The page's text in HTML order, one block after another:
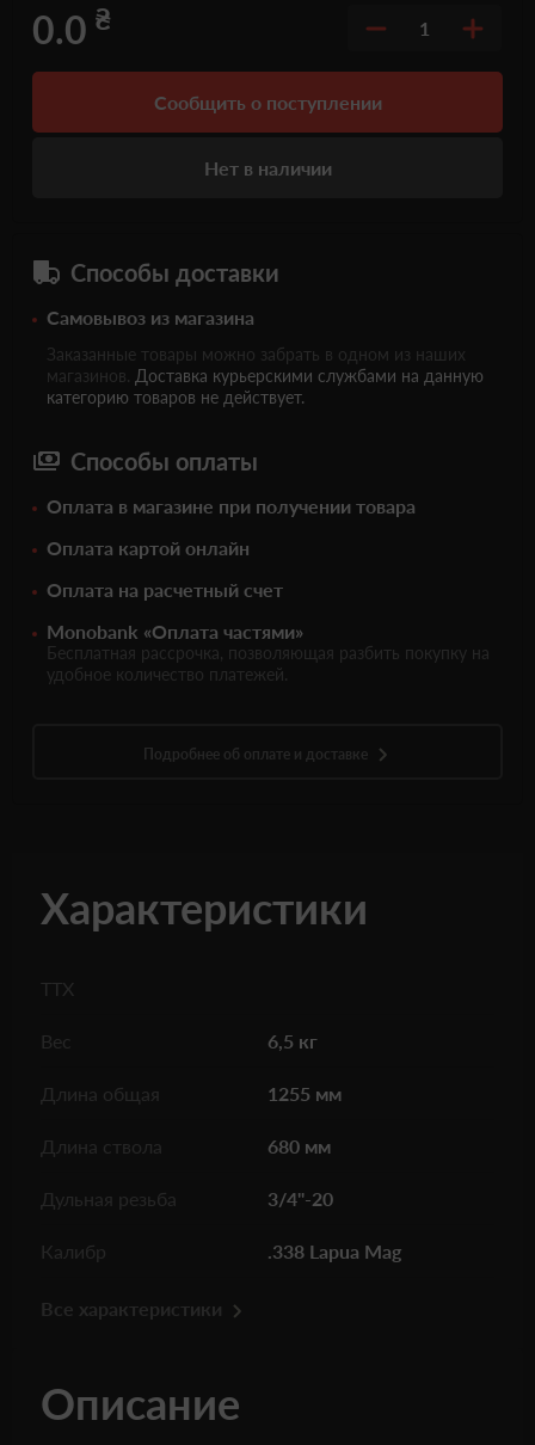
0.0 ₴ 1
Сообщить о поступлении
Нет в наличии
Способы доставки
Самовывоз из магазина
Заказанные товары можно забрать в одном из наших
магазинов. Доставка курьерскими службами на данную
категорию товаров не действует.
Способы оплаты
Оплата в магазине при получении товара
Оплата картой онлайн
Оплата на расчетный счет
Monobank «Оплата частями»
Бесплатная рассрочка, позволяющая разбить покупку на
удобное количество платежей.
Подробнее об оплате и доставке
Характеристики
ТТХ
Вес 6,5 кг
Длина общая 1255 мм
Длина ствола 680 мм
Дульная резьба 3/4"-20
Калибр .338 Lapua Mag
Все характеристики
Описание